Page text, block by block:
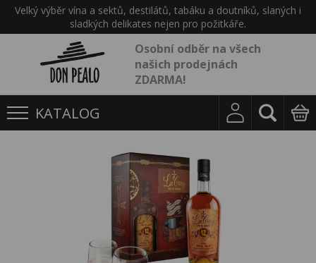
Velký výběr vína a sektů, destilátů, tabáku a doutníků, slaných i
sladkých delikates nejen pro požitkáře.
Osobní odběr na všech
našich prodejnách
ZDARMA!
KATALOG